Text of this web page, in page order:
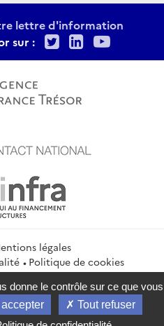
lettre d'information
sur :
TwitterLinkedIn
légales
Politique de cookies
Flux RSS
info.gouv.fr
donne le contrôle sur ce que vous
Tout refuser